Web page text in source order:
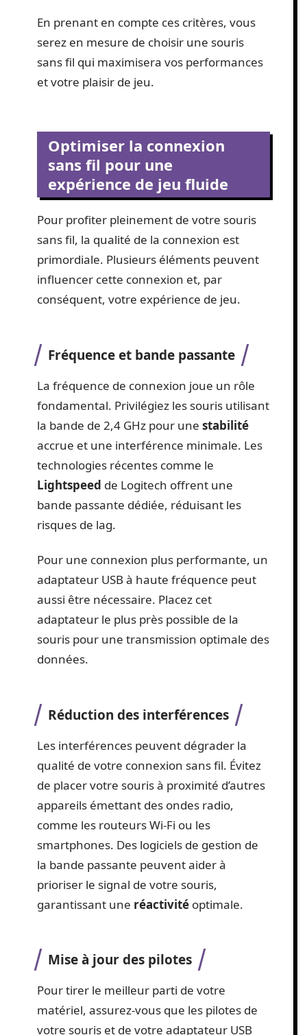
En prenant en compte ces critères, vous
serez en mesure de choisir une souris
sans fil qui maximisera vos performances
et votre plaisir de jeu.
Optimiser la connexion
sans fil pour une
expérience de jeu fluide
Pour profiter pleinement de votre souris
sans fil, la qualité de la connexion est
primordiale. Plusieurs éléments peuvent
influencer cette connexion et, par
conséquent, votre expérience de jeu.
Fréquence et bande passante
La fréquence de connexion joue un rôle
fondamental. Privilégiez les souris utilisant
la bande de 2,4 GHz pour une stabilité
accrue et une interférence minimale. Les
technologies récentes comme le
Lightspeed de Logitech offrent une
bande passante dédiée, réduisant les
risques de lag.
Pour une connexion plus performante, un
adaptateur USB à haute fréquence peut
aussi être nécessaire. Placez cet
adaptateur le plus près possible de la
souris pour une transmission optimale des
données.
Réduction des interférences
Les interférences peuvent dégrader la
qualité de votre connexion sans fil. Évitez
de placer votre souris à proximité d’autres
appareils émettant des ondes radio,
comme les routeurs Wi-Fi ou les
smartphones. Des logiciels de gestion de
la bande passante peuvent aider à
prioriser le signal de votre souris,
garantissant une réactivité optimale.
Mise à jour des pilotes
Pour tirer le meilleur parti de votre
matériel, assurez-vous que les pilotes de
votre souris et de votre adaptateur USB